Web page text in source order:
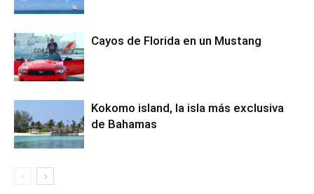
Cayos de Florida en un Mustang
Kokomo island, la isla más exclusiva
de Bahamas